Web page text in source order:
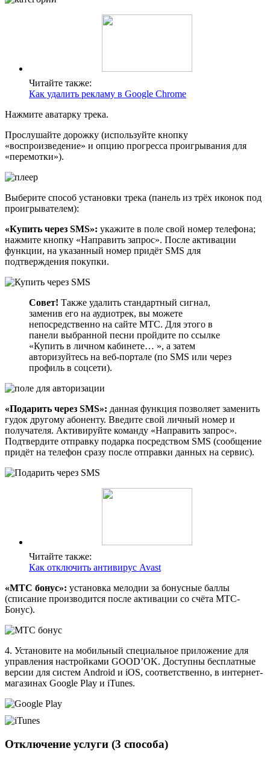
Читайте также:
Как удалить рекламу в Google Chrome
Нажмите аватарку трека.
Прослушайте дорожку (используйте кнопку
«воспроизведение» и опцию прогресса проигрывания для
«перемотки»).
Выберите способ установки трека (панель из трёх иконок под
проигрывателем):
«Купить через SMS»: укажите в поле свой номер телефона;
нажмите кнопку «Направить запрос». После активации
функции, на указанный номер придёт SMS для
подтверждения покупки.
Совет! Также удалить стандартный сигнал,
заменив его на аудиотрек, вы можете
непосредственно на сайте МТС. Для этого в
панели выбранной песни пройдите по ссылке
«Купить в личном кабинете… », а затем
авторизуйтесь на веб-портале (по SMS или через
профиль в соцсети).
«Подарить через SMS»: данная функция позволяет заменить
гудок другому абоненту. Введите свой личный номер и
получателя. Активируйте команду «Направить запрос».
Подтвердите отправку подарка посредством SMS (сообщение
придёт на телефон сразу после отправки данных на сервис).
Читайте также:
Как отключить антивирус Avast
«МТС бонус»: установка мелодии за бонусные баллы
(списание производится после активации со счёта МТС-
Бонус).
4. Установите на мобильный специальное приложение для
управления настройками GOOD’OK. Доступны бесплатные
версии для систем Android и iOS, соответственно, в интернет-
магазинах Google Play и iTunes.
Отключение услуги (3 способа)